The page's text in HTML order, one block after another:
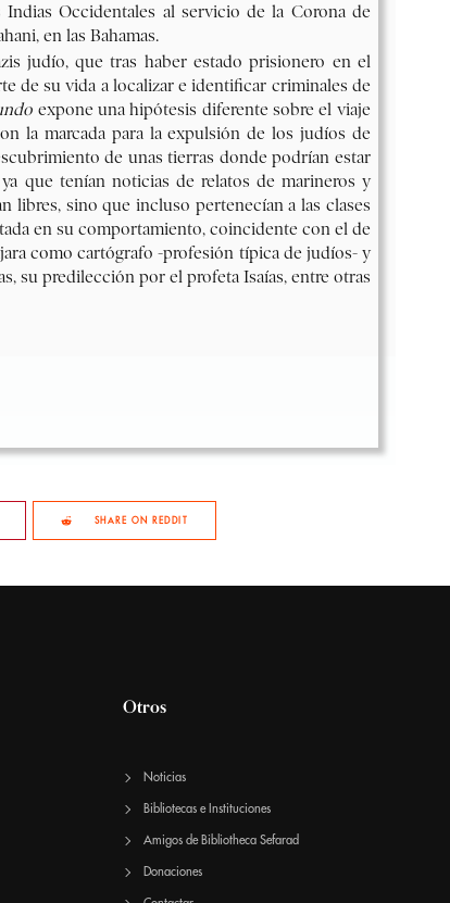
SHARE ON REDDIT
Otros
Noticias
Bibliotecas e Instituciones
Amigos de Bibliotheca Sefarad
Donaciones